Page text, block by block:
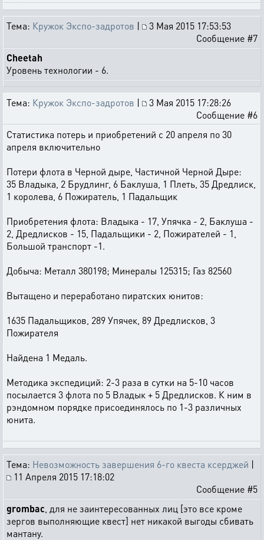
Тема: Кружок Экспо-задротов |
3 Мая 2015 17:53:53
Сообщение #7
Cheetah
Уровень технологии - 6.
Тема: Кружок Экспо-задротов |
3 Мая 2015 17:28:26
Сообщение #6
Статистика потерь и приобретений с 20 апреля по 30
апреля включительно
Потери флота в Черной дыре, Частичной Черной Дыре:
35 Владыка, 2 Брудлинг, 6 Баклуша, 1 Плеть, 35 Дредлиск,
1 королева, 6 Пожиратель, 1 Падальщик
Приобретения флота: Владыка - 17, Упячка - 2, Баклуша -
2, Дредлисков - 15, Падальщики - 2, Пожирателей - 1,
Большой транспорт -1.
Добыча: Металл 380198; Минералы 125315; Газ 82560
Вытащено и переработано пиратских юнитов:
1635 Падальщиков, 289 Упячек, 89 Дредлисков, 3
Пожирателя
Найдена 1 Медаль.
Методика экспедиций: 2-3 раза в сутки на 5-10 часов
посылается 3 флота по 5 Владык + 5 Дредлисков. К ним в
рэндомном порядке присоединялось по 1-3 различных
юнита.
Тема: Невозможность завершения 6-го квеста ксерджей |
11 Апреля 2015 17:18:02
Сообщение #5
grombac , для не заинтересованных лиц [это все кроме
зергов выполняющие квест] нет никакой выгоды сбивать
мантану.